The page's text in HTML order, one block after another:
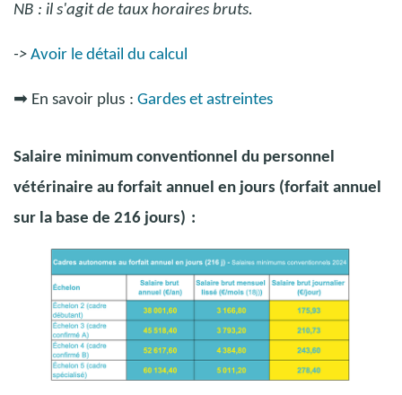
NB : il s'agit de taux horaires bruts.
-> Avoir le détail du calcul
➡ En savoir plus : Gardes et astreintes
Salaire minimum conventionnel du personnel
vétérinaire au forfait annuel en jours (forfait annuel
sur la base de 216 jours) :